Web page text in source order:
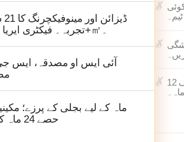
تجربہ۔ فیکٹری ایریا 10000+㎡۔
آئی ایس او مصدقہ، ایس
حصے 24 ماہ کے لیے۔
کرین کے پورے سیٹ کے لیے صرف 12